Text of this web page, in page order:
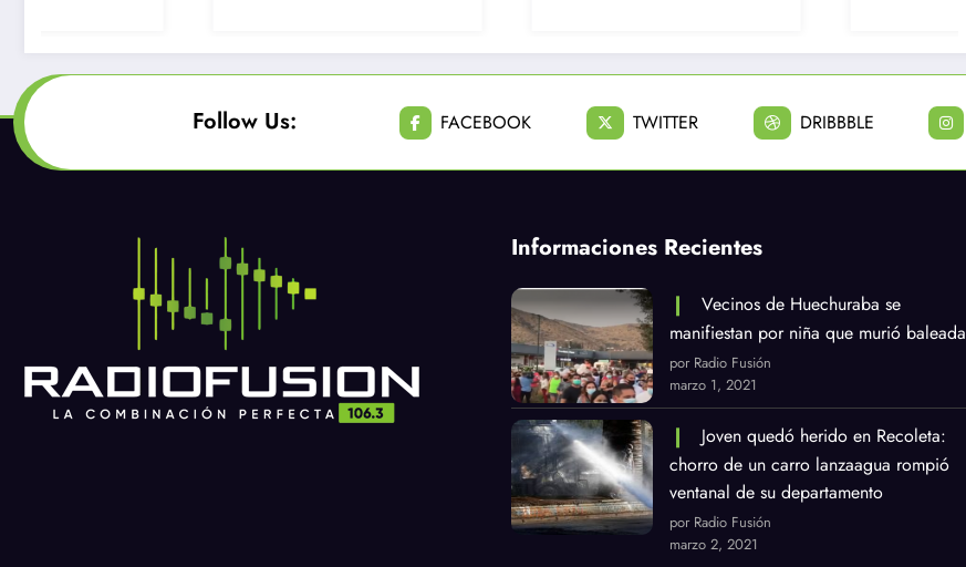
Follow Us: FACEBOOK TWITTER DRIBBBLE
Informaciones Recientes
Vecinos de Huechuraba se
manifiestan por niña que murió baleada
por Radio Fusión
marzo 1, 2021
Joven quedó herido en Recoleta:
chorro de un carro lanzaagua rompió
ventanal de su departamento
por Radio Fusión
marzo 2, 2021